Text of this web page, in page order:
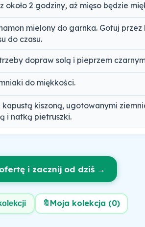
około 2 godziny, aż mięso będzie
mielony do garnka. Gotuj przez
do czasu.
dopraw solą i pieprzem
do miękkości.
kiszoną, ugotowanymi
i natką pietruszki.
i zacznij od dziś →
🔖 Moja kolekcja (0)